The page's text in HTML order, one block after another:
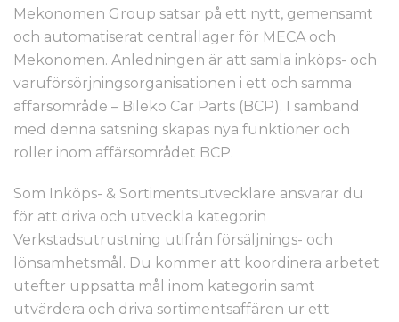
Mekonomen Group satsar på ett nytt, gemensamt
och automatiserat centrallager för MECA och
Mekonomen. Anledningen är att samla inköps- och
varuförsörjningsorganisationen i ett och samma
affärsområde – Bileko Car Parts (BCP). I samband
med denna satsning skapas nya funktioner och
roller inom affärsområdet BCP.
Som Inköps- & Sortimentsutvecklare ansvarar du
för att driva och utveckla kategorin
Verkstadsutrustning utifrån försäljnings- och
lönsamhetsmål. Du kommer att koordinera arbetet
utefter uppsatta mål inom kategorin samt
utvärdera och driva sortimentsaffären ur ett